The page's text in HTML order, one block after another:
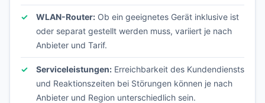
WLAN-Router: Ob ein geeignetes Gerät inklusive ist
oder separat gestellt werden muss, variiert je nach
Anbieter und Tarif.
Serviceleistungen: Erreichbarkeit des Kundendiensts
und Reaktionszeiten bei Störungen können je nach
Anbieter und Region unterschiedlich sein.